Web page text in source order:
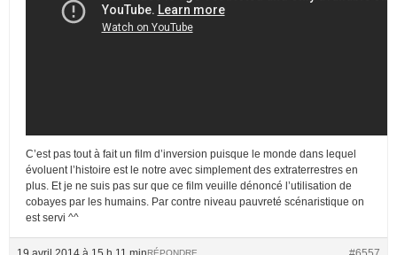
C’est pas tout à fait un film d’inversion puisque le monde dans lequel
évoluent l’histoire est le notre avec simplement des extraterrestres en
plus. Et je ne suis pas sur que ce film veuille dénoncé l’utilisation de
cobayes par les humains. Par contre niveau pauvreté scénaristique on
est servi ^^
RÉPONDRE